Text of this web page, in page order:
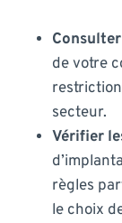
de votre
secteur.
Vérifier
règles
le choix